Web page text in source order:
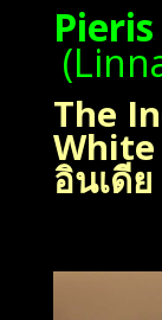
The
White
อินเดีย